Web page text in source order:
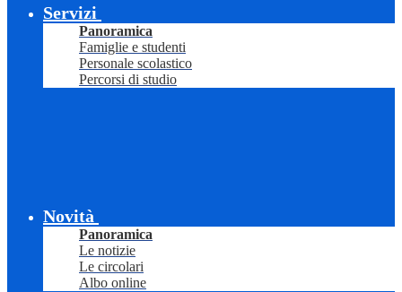
Servizi
Panoramica
Famiglie e studenti
Personale scolastico
Percorsi di studio
Novità
Panoramica
Le notizie
Le circolari
Albo online